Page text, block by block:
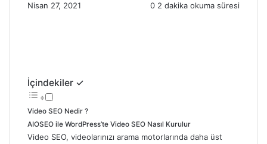
Nisan 27, 2021 0 2 dakika okuma süresi
İçindekiler ✓
Video SEO Nedir ?
AIOSEO ile WordPress’te Video SEO Nasıl Kurulur
Video SEO, videolarınızı arama motorlarında daha üst